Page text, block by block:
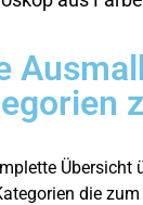
Übersicht
die